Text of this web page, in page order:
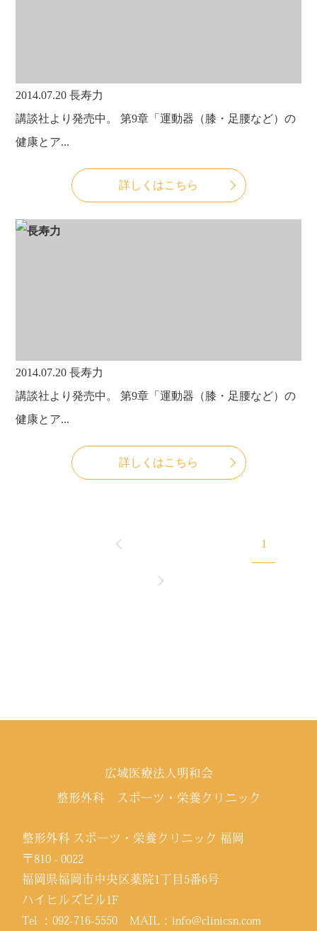
2014.07.20 長寿力
講談社より発売中。 第9章「運動器（膝・足腰など）の
健康とア...
詳しくはこちら
2014.07.20 長寿力
講談社より発売中。 第9章「運動器（膝・足腰など）の
健康とア...
詳しくはこちら
1
広域医療法人明和会
整形外科 スポーツ・栄養クリニック
整形外科 スポーツ・栄養クリニック 福岡
〒810 - 0022
福岡県福岡市中央区薬院1丁目5番6号
ハイヒルズビル1F
Tel ：092-716-5550 MAIL：info@clinicsn.com